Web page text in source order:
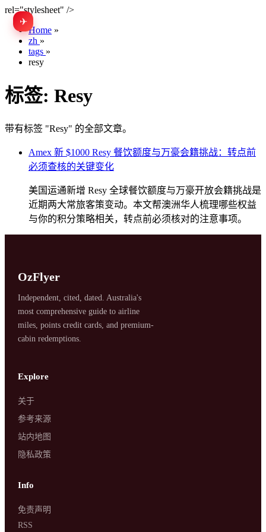
rel="stylesheet" />
✈
Home »
zh »
tags »
resy
标签: Resy
带有标签 "Resy" 的全部文章。
Amex 新 $1000 Resy 餐饮额度与万豪会籍挑战：转点前
必须查核的关键变化
美国运通新增 Resy 全球餐饮额度与万豪开放会籍挑战是
近期两大常旅客策变动。本文帮澳洲华人梳理哪些权益
与你的积分策略相关，转点前必须核对的注意事项。
OzFlyer
Independent, cited, dated. Australia's
most comprehensive guide to airline
miles, points credit cards, and premium-
cabin redemptions.
Explore
关于
参考来源
站内地图
隐私政策
Info
免责声明
RSS